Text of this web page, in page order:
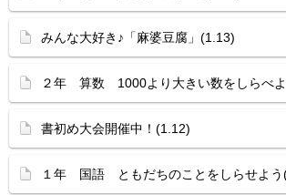
みんな大好き♪「麻婆豆腐」(1.13)
２年 算数 1000より大きい数をしらべ
書初め大会開催中！(1.12)
１年 国語 ともだちのことをしらせよう